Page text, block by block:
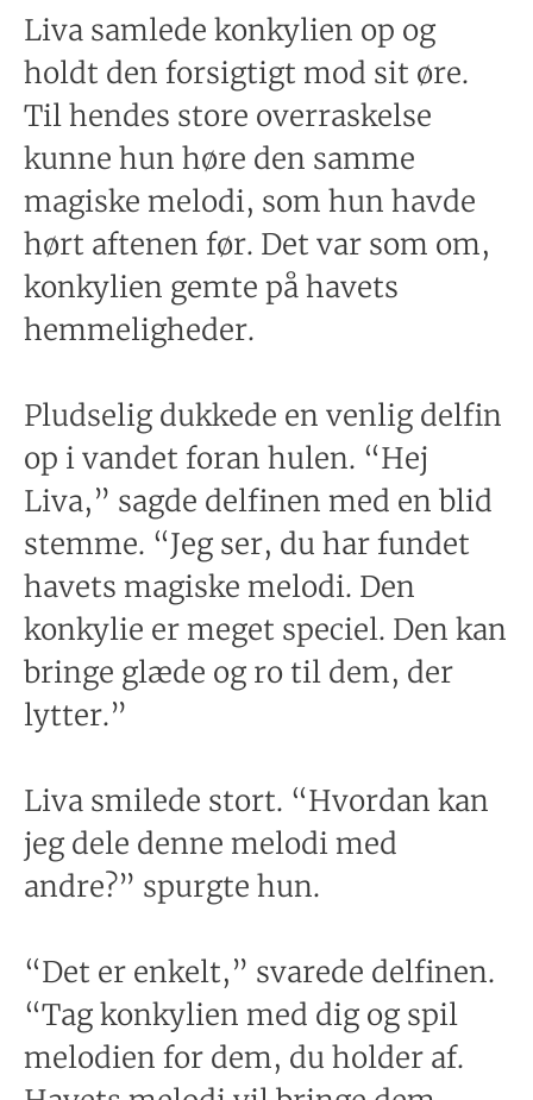
Liva samlede konkylien op og
holdt den forsigtigt mod sit øre.
Til hendes store overraskelse
kunne hun høre den samme
magiske melodi, som hun havde
hørt aftenen før. Det var som om,
konkylien gemte på havets
hemmeligheder.
Pludselig dukkede en venlig delfin
op i vandet foran hulen. “Hej
Liva,” sagde delfinen med en blid
stemme. “Jeg ser, du har fundet
havets magiske melodi. Den
konkylie er meget speciel. Den kan
bringe glæde og ro til dem, der
lytter.”
Liva smilede stort. “Hvordan kan
jeg dele denne melodi med
andre?” spurgte hun.
“Det er enkelt,” svarede delfinen.
“Tag konkylien med dig og spil
melodien for dem, du holder af.